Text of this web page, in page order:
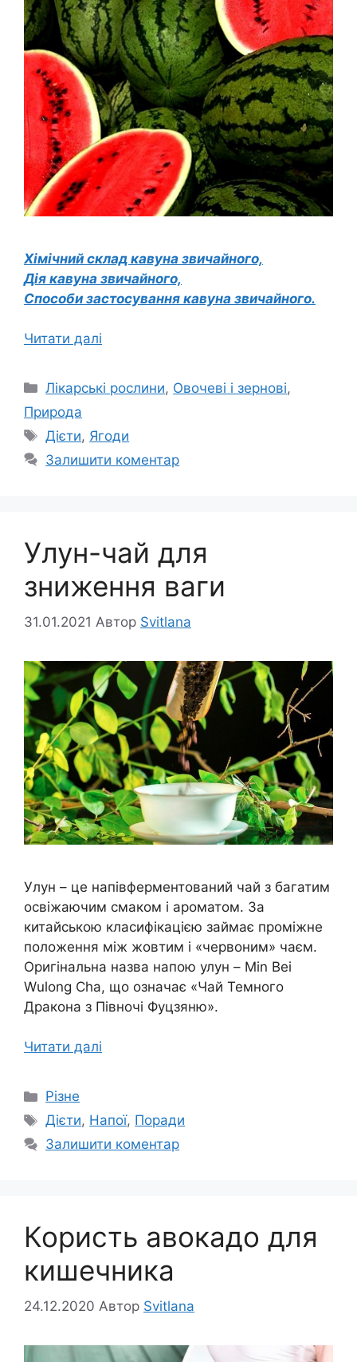
Хімічний склад кавуна звичайного,
Дія кавуна звичайного,
Способи застосування кавуна звичайного.
Читати далі
Категорії
Лікарські рослини, Овочеві і зернові,
Природа
Позначки
Дієти, Ягоди
Залишити коментар
Улун-чай для
зниження ваги
31.01.2021 Автор Svitlana
Улун – це напівферментований чай з багатим
освіжаючим смаком і ароматом. За
китайською класифікацією займає проміжне
положення між жовтим і «червоним» чаєм.
Оригінальна назва напою улун – Min Bei
Wulong Cha, що означає «Чай Темного
Дракона з Півночі Фуцзяню».
Читати далі
Категорії
Різне
Позначки
Дієти, Напої, Поради
Залишити коментар
Користь авокадо для
кишечника
24.12.2020 Автор Svitlana